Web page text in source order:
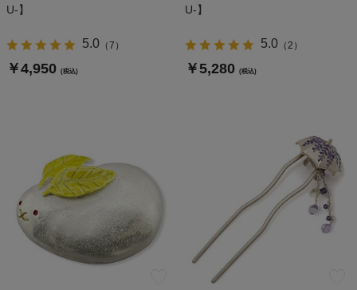
U-】
5.0（7 ）
￥4,950 (税込)
U-】
5.0（2 ）
￥5,280 (税込)